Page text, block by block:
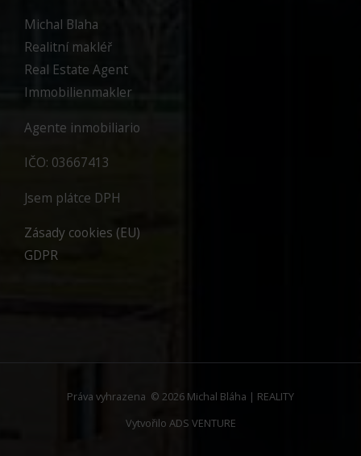
Michal Blaha
Realitní makléř
Real Estate Agent
Immobilienmakler
Agente inmobiliario
IČO: 03667413
Jsem plátce DPH
Zásady cookies (EU)
GDPR
Práva vyhrazena © 2026 Michal Bláha | REALITY
Vytvořilo ADS VENTURE